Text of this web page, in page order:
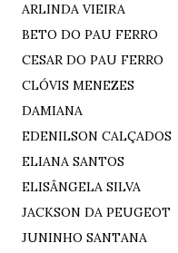
ARLINDA VIEIRA
BETO DO PAU FERRO
CESAR DO PAU FERRO
CLÓVIS MENEZES
DAMIANA
EDENILSON CALÇADOS
ELIANA SANTOS
ELISÂNGELA SILVA
JACKSON DA PEUGEOT
JUNINHO SANTANA